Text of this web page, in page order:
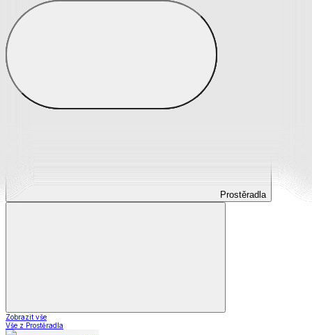
Prostěradla
Prostěradla
Zobrazit vše
Vše z Prostěradla